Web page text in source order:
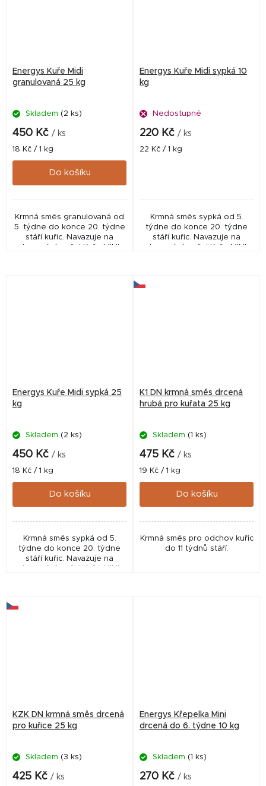
Energys Kuře Midi
granulovaná 25 kg
Skladem (2 ks)
450 Kč / ks
Měrná
cena:
18 Kč / 1 kg
Do košíku
Krmná směs granulovaná od
5. týdne do konce 20. týdne
stáří kuřic. Navazuje na
zkrmování směsi Kuře MINI.
Energys Kuře Midi sypká 10
kg
Nedostupné
220 Kč / ks
Měrná
22 Kč / 1 kg
Krmná směs sypká od 5.
týdne do konce 20. týdne
stáří kuřic. Navazuje na
zkrmování směsi Kuře MINI.
Energys Kuře Midi sypká 25
kg
Skladem (2 ks)
450 Kč / ks
Měrná
cena:
18 Kč / 1 kg
Do košíku
Krmná směs sypká od 5.
týdne do konce 20. týdne
stáří kuřic. Navazuje na
K1 DN krmná směs drcená
hrubá pro kuřata 25 kg
Skladem (1 ks)
475 Kč / ks
Měrná
cena:
19 Kč / 1 kg
Do košíku
Krmná směs pro odchov kuřic
do 11 týdnů stáří.
KZK DN krmná směs drcená
pro kuřice 25 kg
Skladem (3 ks)
425 Kč / ks
Energys Křepelka Mini
drcená do 6. týdne 10 kg
Skladem (1 ks)
270 Kč / ks